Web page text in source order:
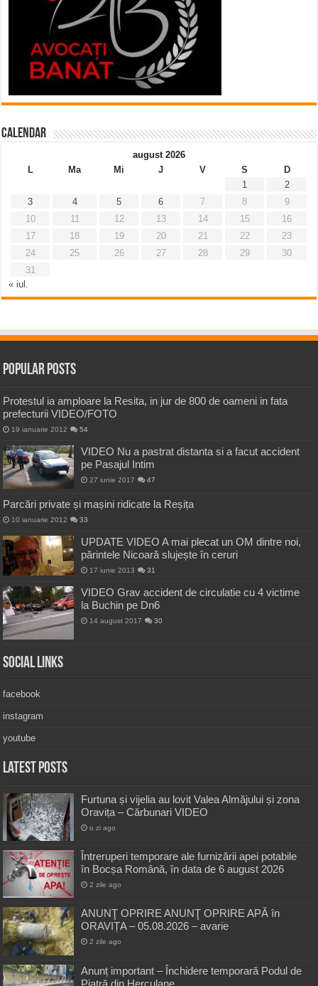
Calendar
august 2026
L
Ma Mi J V S
D
1
2
3
4 5 6 7 8
9
10
11 12 13 14 15
16
17
18 19 20 21 22
23
24
25 26 27 28 29
30
31
« iul.
Popular Posts
Protestul ia amploare la Resita, in jur de 800 de oameni in fata
prefecturii VIDEO/FOTO
19 ianuarie 2012 54
VIDEO Nu a pastrat distanta si a facut accident
pe Pasajul Intim
27 iunie 2017 47
Parcări private și mașini ridicate la Reșița
10 ianuarie 2012 33
UPDATE VIDEO A mai plecat un OM dintre noi,
părintele Nicoară slujește în ceruri
17 iunie 2013 31
VIDEO Grav accident de circulatie cu 4 victime
la Buchin pe Dn6
14 august 2017 30
Social Links
facebook
instagram
youtube
Latest Posts
Furtuna și vijelia au lovit Valea Almăjului și zona
Oravița – Cărbunari VIDEO
o zi ago
Întreruperi temporare ale furnizării apei potabile
în Bocșa Română, în data de 6 august 2026
2 zile ago
ANUNŢ OPRIRE ANUNŢ OPRIRE APĂ în
ORAVIȚA – 05.08.2026 – avarie
2 zile ago
Anunț important – Închidere temporară Podul de
Piatră din Herculane